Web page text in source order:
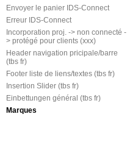
Envoyer le panier IDS-Connect
Erreur IDS-Connect
Incorporation proj. -> non connecté -
> protégé pour clients (xxx)
Header navigation pricipale/barre
(tbs fr)
Footer liste de liens/textes (tbs fr)
Insertion Slider (tbs fr)
Einbettungen général (tbs fr)
Marques